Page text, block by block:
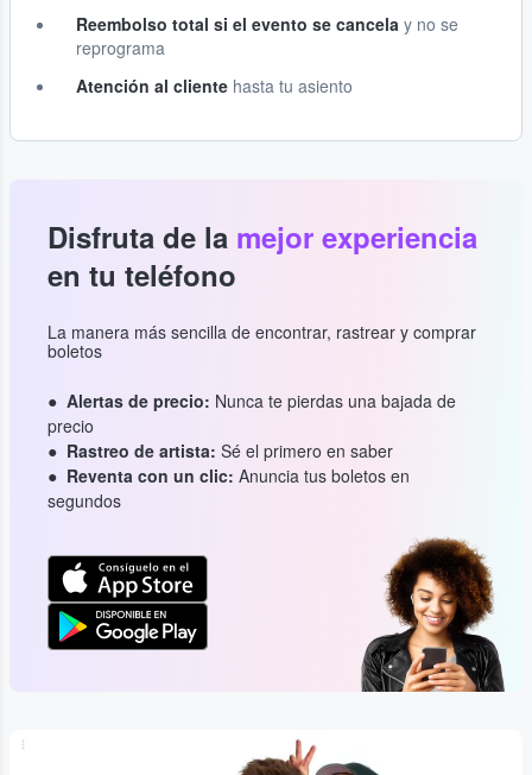
Reembolso total si el evento se cancela y no se
reprograma
Atención al cliente hasta tu asiento
Disfruta de la mejor experiencia
en tu teléfono
La manera más sencilla de encontrar, rastrear y comprar
boletos
Alertas de precio: Nunca te pierdas una bajada de
precio
Rastreo de artista: Sé el primero en saber
Reventa con un clic: Anuncia tus boletos en
segundos
...